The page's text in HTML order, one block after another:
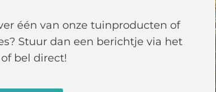
één van onze tuinproducten of
Stuur dan een berichtje via het
of bel direct!